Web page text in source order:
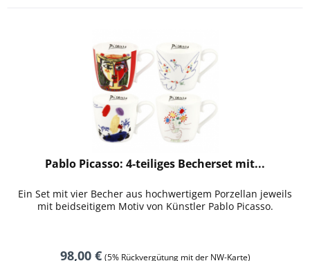
Pablo Picasso: 4-teiliges Becherset mit...
Ein Set mit vier Becher aus hochwertigem Porzellan jeweils
mit beidseitigem Motiv von Künstler Pablo Picasso.
98,00 € (5% Rückvergütung mit der NW-Karte)